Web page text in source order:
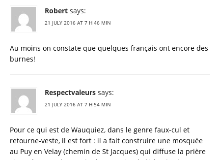
Robert says:
21 JULY 2016 AT 7 H 46 MIN
Au moins on constate que quelques français ont encore des
burnes!
Respectvaleurs says:
21 JULY 2016 AT 7 H 54 MIN
Pour ce qui est de Wauquiez, dans le genre faux-cul et
retourne-veste, il est fort : il a fait construire une mosquée
au Puy en Velay (chemin de St Jacques) qui diffuse la prière